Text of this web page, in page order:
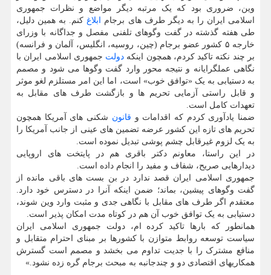
وین، ضروری بود که یک مرتبه دیگر مواضع و نظرات جمهوری
اسلامی ایران را به دیگر طرف های برجام ابلاغ کنم. به همین دلیل،
طی هفته گذشته در گفت وگوهای تلفنی مفصل و جداگانه با وزرای
خارجه ۵ کشور عضو برجام (چین، روسیه، انگلیس، آلمان و فرانسه)
بر چند نکته تاکید کردم، همچون اینکه دولت جمهوری اسلامی ایران با
نگاهی عملگرایانه و نتیجه محور وارد گفت وگوها می شود و مصمم
به دستیابی به یک «توافق خوب» است، اما این امر مستلزم لغو موثر
و قابل راستی آزمایی تحریم ها و بازگشت طرف های مقابل به
تعهدات کامل است.
ضمنا یادآوری کردم که اقدامات و قانون شکنی های آمریکا همچون
تحریم های تازه این کشور عرضه تضمین های عینی از جانب آمریکا را
به یک لزوم غیرقابل چشم پوشی تبدیل نموده است.
در این راستا، معاونم دکتر باقری هم در پایتخت های اروپایی
دیدارهایی صریح، شفاف و مفید را انجام داده است.
جمهوری اسلامی ایران قصد ندارد در بن بست های باقی مانده از
گفت وگوهای پیشین، بماند؛ ضمن اینکه آنرا در دسترس خود دارد.
معتقدم اگر طرف های مقابل با نگاهی جدی و مثبت وارد وین شوند،
دستیابی به یک توافق خوب آن هم در کوتاه مدت امکان پذیر است.
همانطور که بارها تاکید کرده ام، دولت جمهوری اسلامی ایران
سیاست توسعه روابط متوازن با کشورها بر مبنای احترام متقابل و
منافع مشترک را با جدیت تداوم می بخشد و مصمم است گسترش
همکاریهای اقتصادی دو و چندجانبه به مبحث برجام گره زده نشود.»